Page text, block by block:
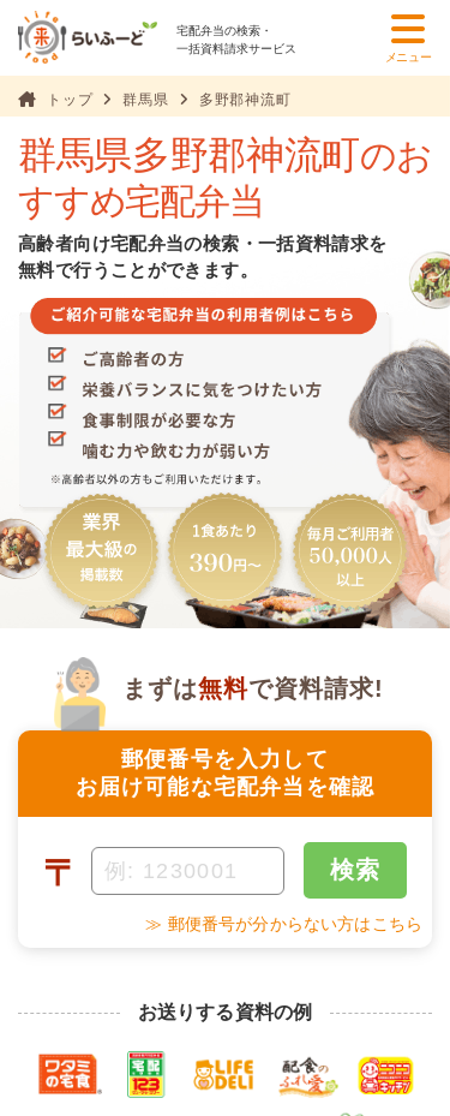
宅配弁当の検索・
一括資料請求サービス
メニュー
トップ 群馬県 多野郡神流町
群馬県多野郡神流町のお
すすめ宅配弁当
高齢者向け宅配弁当の検索・一括資料請求を
無料で行うことができます。
郵便番号を入力して
お届け可能な宅配弁当を確認
まずは無料で資料請求!
〒 検索
≫ 郵便番号が分からない方はこちら
お送りする資料の例